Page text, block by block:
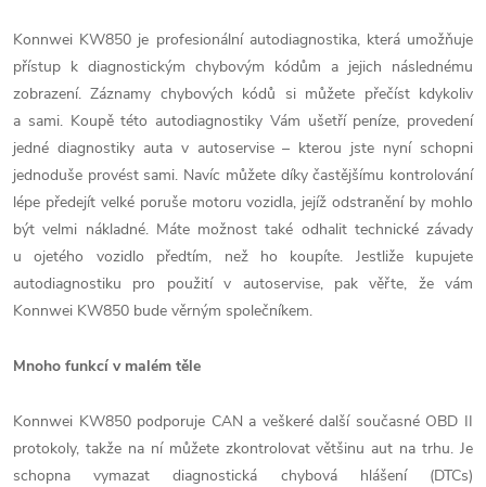
Konnwei KW850 je profesionální autodiagnostika, která umožňuje
přístup k diagnostickým chybovým kódům a jejich následnému
zobrazení. Záznamy chybových kódů si můžete přečíst kdykoliv
a sami. Koupě této autodiagnostiky Vám ušetří peníze, provedení
jedné diagnostiky auta v autoservise – kterou jste nyní schopni
jednoduše provést sami. Navíc můžete díky častějšímu kontrolování
lépe předejít velké poruše motoru vozidla, jejíž odstranění by mohlo
být velmi nákladné. Máte možnost také odhalit technické závady
u ojetého vozidlo předtím, než ho koupíte. Jestliže kupujete
autodiagnostiku pro použití v autoservise, pak věřte, že vám
Konnwei KW850 bude věrným společníkem.
Mnoho funkcí v malém těle
Konnwei KW850 podporuje CAN a veškeré další současné OBD II
protokoly, takže na ní můžete zkontrolovat většinu aut na trhu. Je
schopna vymazat diagnostická chybová hlášení (DTCs)